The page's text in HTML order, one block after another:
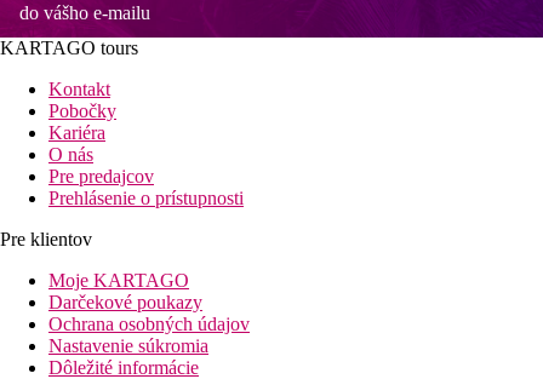
do vášho e-mailu
KARTAGO tours
Kontakt
Pobočky
Kariéra
O nás
Pre predajcov
Prehlásenie o prístupnosti
Pre klientov
Moje KARTAGO
Darčekové poukazy
Ochrana osobných údajov
Nastavenie súkromia
Dôležité informácie